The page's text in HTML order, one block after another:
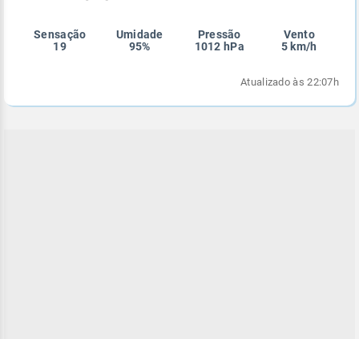
Sensação
19
Umidade
95%
Pressão
1012 hPa
Vento
5 km/h
Atualizado às 22:07h
Enviar
Enviar
Enviar
Enviar
Enviar
Enviar